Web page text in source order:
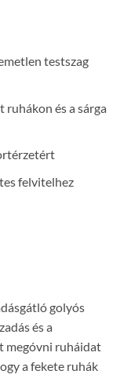
testszag
ruhákon és a sárga
felvitelhez
golyós
és a
megóvni ruháidat
a fekete ruhák